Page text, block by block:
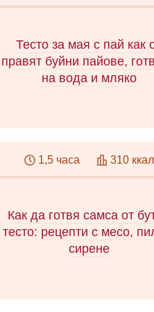
от професионални
Тесто за мая с пай как
правят буйни пайове,
на вода и мляко
как да си направите
пайове, да изберете
великолепни сладкиши.
1,5 часа 310 ккал
Как да готвя самса от
тесто: рецепти с месо,
сирене